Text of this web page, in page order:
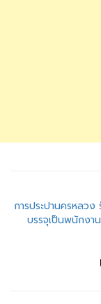
แนะแนว
เรื่อง
การประปานครหลว
บรรจุเป็นพนักงา